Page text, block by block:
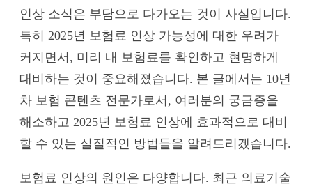
인상 소식은 부담으로 다가오는 것이 사실입니다.
특히 2025년 보험료 인상 가능성에 대한 우려가
커지면서, 미리 내 보험료를 확인하고 현명하게
대비하는 것이 중요해졌습니다. 본 글에서는 10년
차 보험 콘텐츠 전문가로서, 여러분의 궁금증을
해소하고 2025년 보험료 인상에 효과적으로 대비
할 수 있는 실질적인 방법들을 알려드리겠습니다.
보험료 인상의 원인은 다양합니다. 최근 의료기술